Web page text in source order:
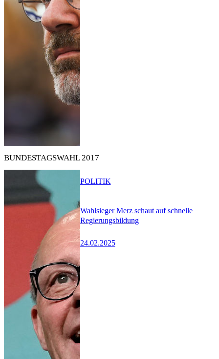
BUNDESTAGSWAHL 2017
Wahlsieger Merz schaut auf schnelle
Regierungsbildung
24.02.2025
POLITIK